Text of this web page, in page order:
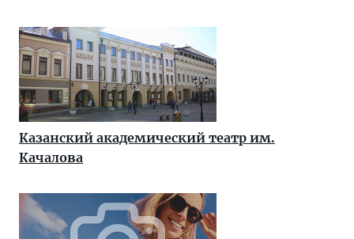
Казанский академический театр им.
Качалова